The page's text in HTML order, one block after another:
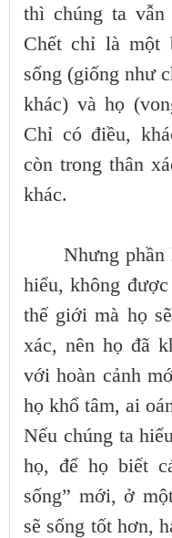
thì chúng ta
Chết chỉ là một
sống (giống như
khác) và họ
Chỉ có điều,
còn trong thân
khác.
Nhưng phần
hiểu, không
thế giới mà họ
xác, nên họ đã
với hoàn cảnh
họ khổ tâm, ai
Nếu chúng ta
họ, để họ biết
sống” mới, ở
sẽ sống tốt hơn,